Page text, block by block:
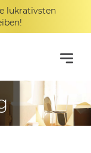
lukrativsten